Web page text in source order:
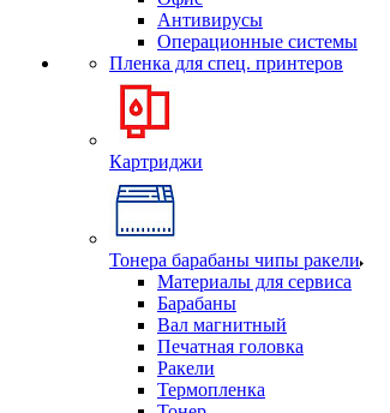
Антивирусы
Операционные системы
Пленка для спец. принтеров
Картриджи
Тонера барабаны чипы ракели
Материалы для сервиса
Барабаны
Вал магнитный
Печатная головка
Ракели
Термопленка